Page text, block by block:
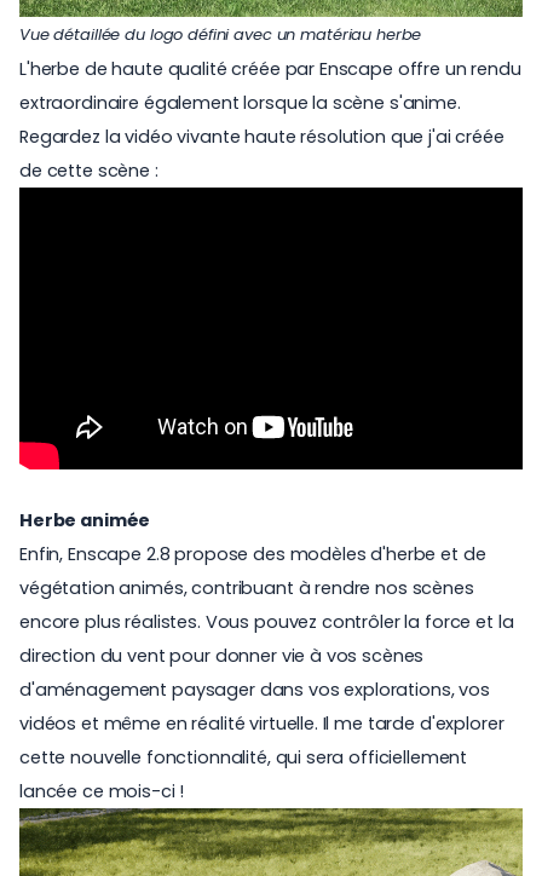
Vue détaillée du logo défini avec un matériau herbe
L'herbe de haute qualité créée par Enscape offre un rendu
extraordinaire également lorsque la scène s'anime.
Regardez la vidéo vivante haute résolution que j'ai créée
de cette scène :
Herbe animée
Enfin, Enscape 2.8 propose des modèles d'herbe et de
végétation animés, contribuant à rendre nos scènes
encore plus réalistes. Vous pouvez contrôler la force et la
direction du vent pour donner vie à vos scènes
d'aménagement paysager dans vos explorations, vos
vidéos et même en réalité virtuelle. Il me tarde d'explorer
cette nouvelle fonctionnalité, qui sera officiellement
lancée ce mois-ci !